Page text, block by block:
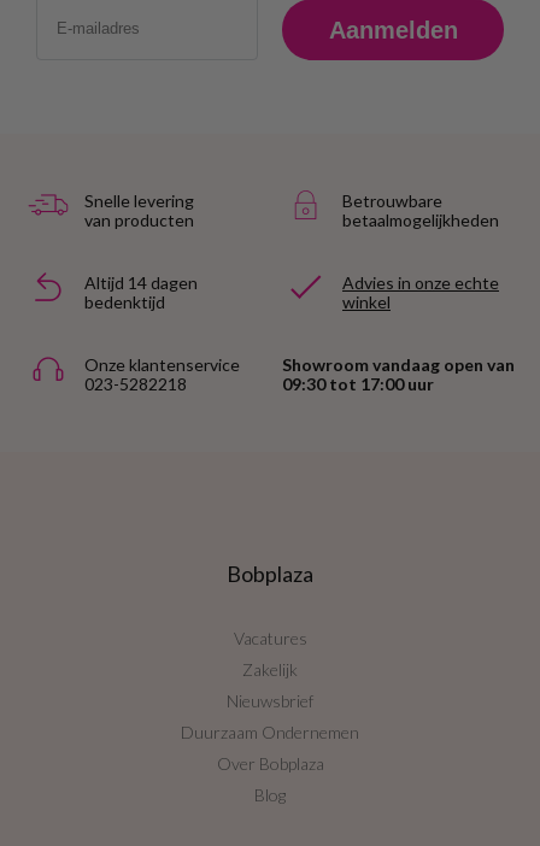
Aanmelden
Snelle levering
van producten
Betrouwbare
betaalmogelijkheden
Altijd 14 dagen
bedenktijd
Advies in onze echte
winkel
Onze klantenservice
023-5282218
Showroom vandaag open van
09:30 tot 17:00 uur
Bobplaza
Vacatures
Zakelijk
Nieuwsbrief
Duurzaam Ondernemen
Over Bobplaza
Blog